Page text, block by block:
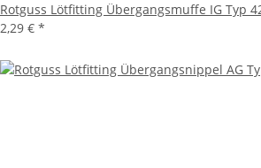
Rotguss Lötfitting Übergangsmuffe IG Typ
2,29 € *